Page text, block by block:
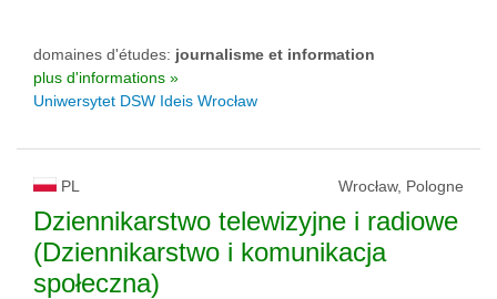
domaines d'études: journalisme et information
plus d'informations »
Uniwersytet DSW Ideis Wrocław
PL Wrocław, Pologne
Dziennikarstwo telewizyjne i radiowe
(Dziennikarstwo i komunikacja
społeczna)